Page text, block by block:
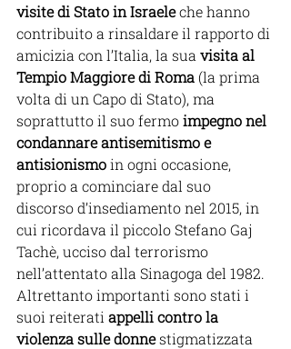
visite di Stato in Israele che hanno
contribuito a rinsaldare il rapporto di
amicizia con l’Italia, la sua visita al
Tempio Maggiore di Roma (la prima
volta di un Capo di Stato), ma
soprattutto il suo fermo impegno nel
condannare antisemitismo e
antisionismo in ogni occasione,
proprio a cominciare dal suo
discorso d’insediamento nel 2015, in
cui ricordava il piccolo Stefano Gaj
Tachè, ucciso dal terrorismo
nell’attentato alla Sinagoga del 1982.
Altrettanto importanti sono stati i
suoi reiterati appelli contro la
violenza sulle donne stigmatizzata